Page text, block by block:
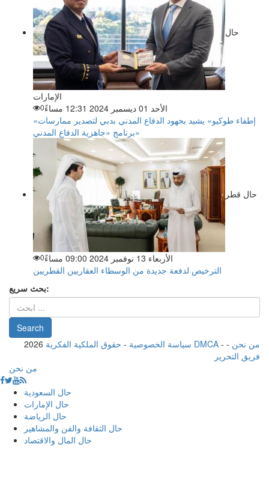
حال
الإمارات
الأحد 01 ديسمبر 2024 12:31 مساءً
0
«إطفاء طوكيو» يشيد بجهود الدفاع المدني بدبي لتصدير ممارسات
برنامج «جاهزية الدفاع المدني»
حال قطر
الأربعاء 13 نوفمبر 2024 09:00 مساءً 0
الترخيص لدفعة جديدة من الوسطاء العقاريين القطريين
بحث سريع:
2026 سياسة الخصوصية - حقوق الملكية الفكرية DMCA - من نحن -
فريق التحرير
من نحن
حال السعودية
حال الإمارات
حال الرياضة
حال الثقافة والفن والمشاهير
حال المال والاقتصاد